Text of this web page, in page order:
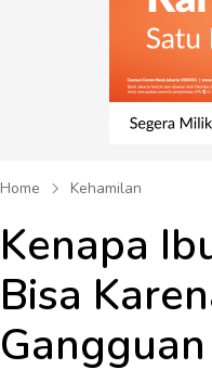
Home Kehamilan
Kenapa
Bisa